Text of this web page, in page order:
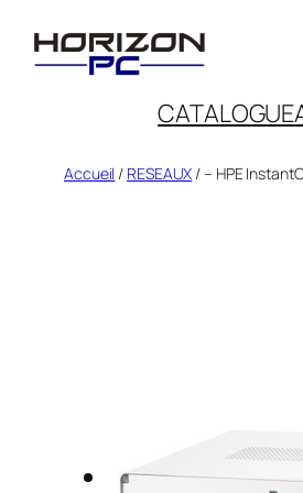
CATALOGUE
Accueil / RESEAUX / – HPE